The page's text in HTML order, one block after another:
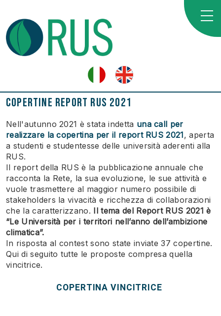
Copertine Report RUS 2021
Nell'autunno 2021 è stata indetta una call per
realizzare la copertina per il report RUS 2021, aperta
a studenti e studentesse delle università aderenti alla
RUS.
Il report della RUS è la pubblicazione annuale che
racconta la Rete, la sua evoluzione, le sue attività e
vuole trasmettere al maggior numero possibile di
stakeholders la vivacità e ricchezza di collaborazioni
che la caratterizzano. Il tema del Report RUS 2021 è
“Le Università per i territori nell’anno dell’ambizione
climatica”.
In risposta al contest sono state inviate 37 copertine.
Qui di seguito tutte le proposte compresa quella
vincitrice.
COPERTINA VINCITRICE